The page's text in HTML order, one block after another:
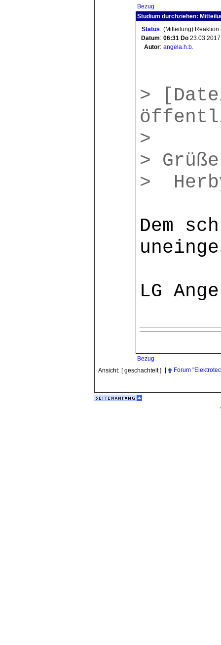
Bezug
Studium durchziehen:
Status: (Mitteilung)
Datum: 06:31 Do 23.03.2017
Autor: angela.h.b.
>
>
> Grüße
>
Dem
LG
Bezug
Ansicht: [ geschachtelt ] Forum